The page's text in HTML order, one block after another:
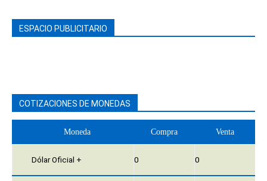
ESPACIO PUBLICITARIO
COTIZACIONES DE MONEDAS
Moneda Compra Venta
Dólar Oficial + 0 0